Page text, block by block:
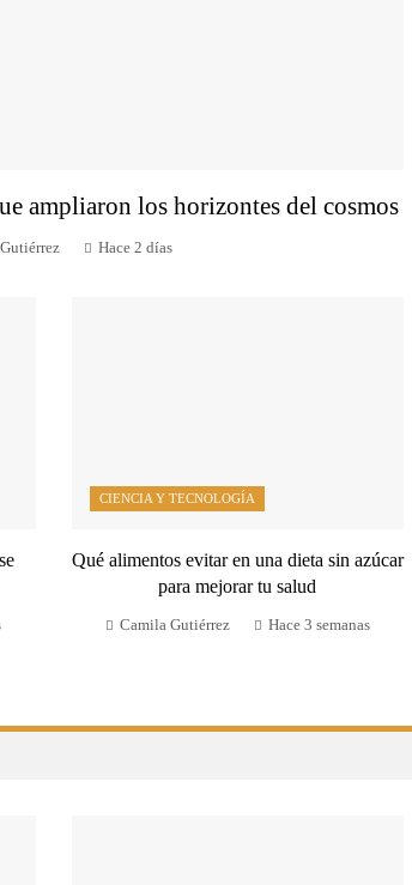
ampliaron los horizontes del cosmos
Hace 2 días
CIENCIA Y TECNOLOGÍA
Qué alimentos evitar en una dieta sin azúcar
para mejorar tu salud
Camila Gutiérrez Hace 3 semanas